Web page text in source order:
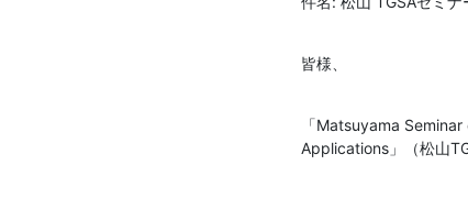
皆様、
「Matsuyama
Applications」（松山